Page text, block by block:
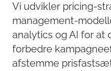
Vi udvikler pricing-
management-
analytics og AI for at
forbedre
afstemme